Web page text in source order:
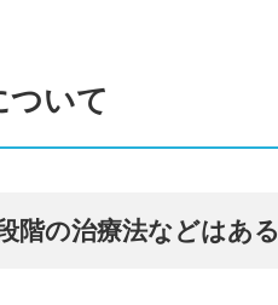
ついて
階の治療法などはあ